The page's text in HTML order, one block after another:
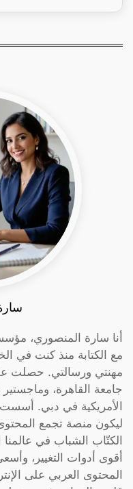
أنا سارة المنصوري،
مع الكتابة منذ كنت في
مهنتي ورسالتي. حصلت
جامعة القاهرة،
الأمريكية في دبي.
ليكون منصة تجمع
الكتّاب الشباب في
أقوى أدوات التغيير،
المحتوى العربي على